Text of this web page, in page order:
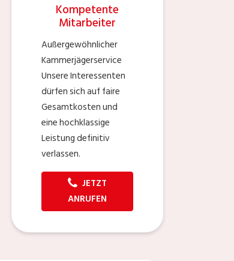
Kompetente
Mitarbeiter
Außergewöhnlicher
Kammerjägerservice
Unsere Interessenten
dürfen sich auf faire
Gesamtkosten und
eine hochklassige
Leistung definitiv
verlassen.
JETZT
ANRUFEN